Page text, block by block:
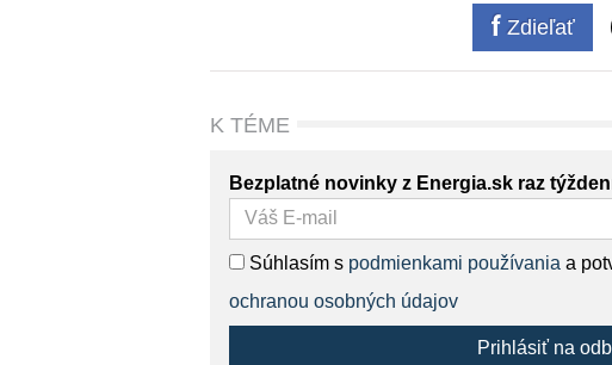
Zdieľať
K TÉME
Bezplatné novinky z Energia.sk raz
Súhlasím s podmienkami používania a
ochranou osobných údajov
Prihlásiť na